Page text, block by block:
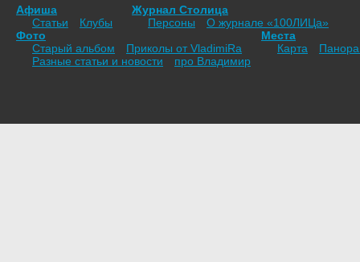
Афиша
Статьи
Клубы
Журнал Столица
Персоны
О журнале «100ЛИЦа»
Фото
Старый альбом
Приколы от VladimiRа
Места
Карта
Разные статьи и новости
про Владимир